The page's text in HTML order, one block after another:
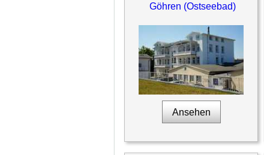
Göhren (Ostseebad)
Ansehen